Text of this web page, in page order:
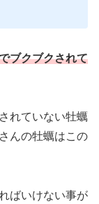
ブクブクされて
れていない牡蠣
んの牡蠣はこの
ばいけない事が